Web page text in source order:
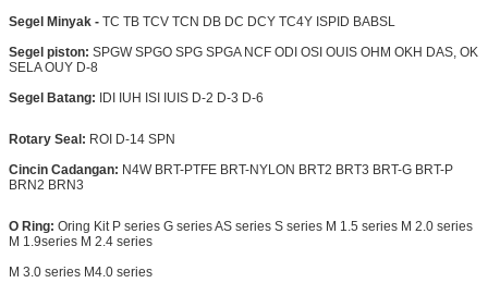
Segel Minyak - TC TB TCV TCN DB DC DCY TC4Y ISPID BABSL
Segel piston: SPGW SPGO SPG SPGA NCF ODI OSI OUIS OHM OKH DAS, OK
SELA OUY D-8
Segel Batang: IDI IUH ISI IUIS D-2 D-3 D-6
Rotary Seal: ROI D-14 SPN
Cincin Cadangan: N4W BRT-PTFE BRT-NYLON BRT2 BRT3 BRT-G BRT-P
BRN2 BRN3
O Ring: Oring Kit P series G series AS series S series M 1.5 series M 2.0 series
M 1.9series M 2.4 series
M 3.0 series M4.0 series